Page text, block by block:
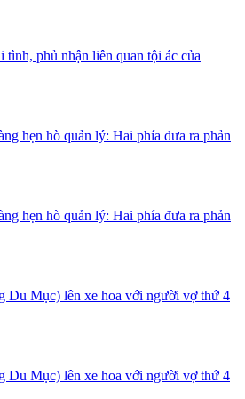
tình, phủ nhận liên quan tội ác của
hẹn hò quản lý: Hai phía đưa ra phản
hẹn hò quản lý: Hai phía đưa ra phản
Du Mục) lên xe hoa với người vợ thứ 4
Du Mục) lên xe hoa với người vợ thứ 4